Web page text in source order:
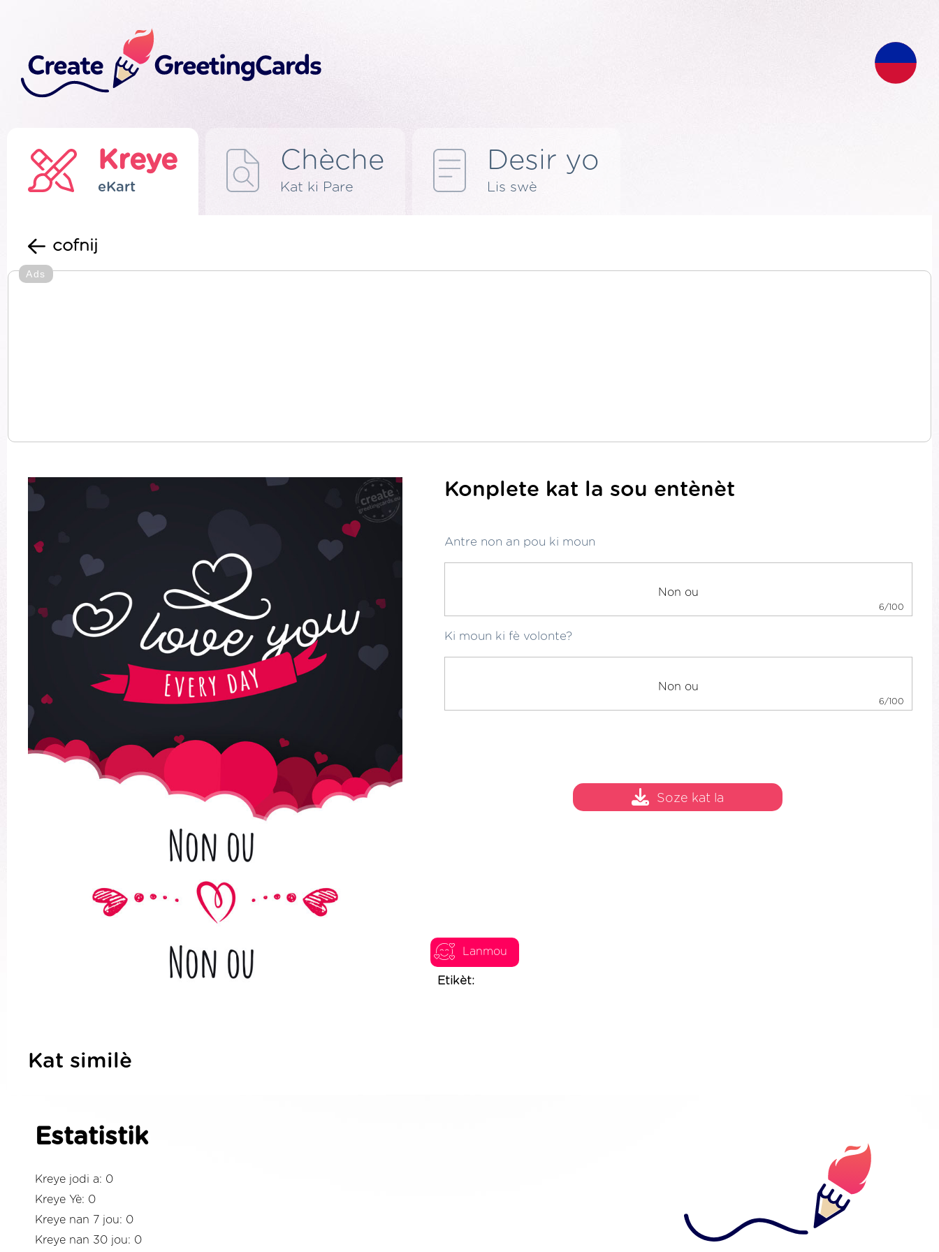
Kreye
eKart
Chèche
Kat ki Pare
Desir yo
Lis swè
cofnij
Ads
Konplete kat la sou entènèt
Antre non an pou ki moun
6/100
Ki moun ki fè volonte?
6/100
Lanmou
Etikèt:
Soze kat la
Kat similè
Estatistik
Kreye jodi a: 0
Kreye Yè: 0
Kreye nan 7 jou: 0
Kreye nan 30 jou: 0